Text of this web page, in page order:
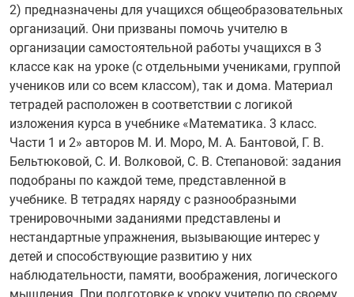
2) предназначены для учащихся общеобразовательных
организаций. Они призваны помочь учителю в
организации самостоятельной работы учащихся в 3
классе как на уроке (с отдельными учениками, группой
учеников или со всем классом), так и дома. Материал
тетрадей расположен в соответствии с логикой
изложения курса в учебнике «Математика. 3 класс.
Части 1 и 2» авторов М. И. Моро, М. А. Бантовой, Г. В.
Бельтюковой, С. И. Волковой, С. В. Степановой: задания
подобраны по каждой теме, представленной в
учебнике. В тетрадях наряду с разнообразными
тренировочными заданиями представлены и
нестандартные упражнения, вызывающие интерес у
детей и способствующие развитию у них
наблюдательности, памяти, воображения, логического